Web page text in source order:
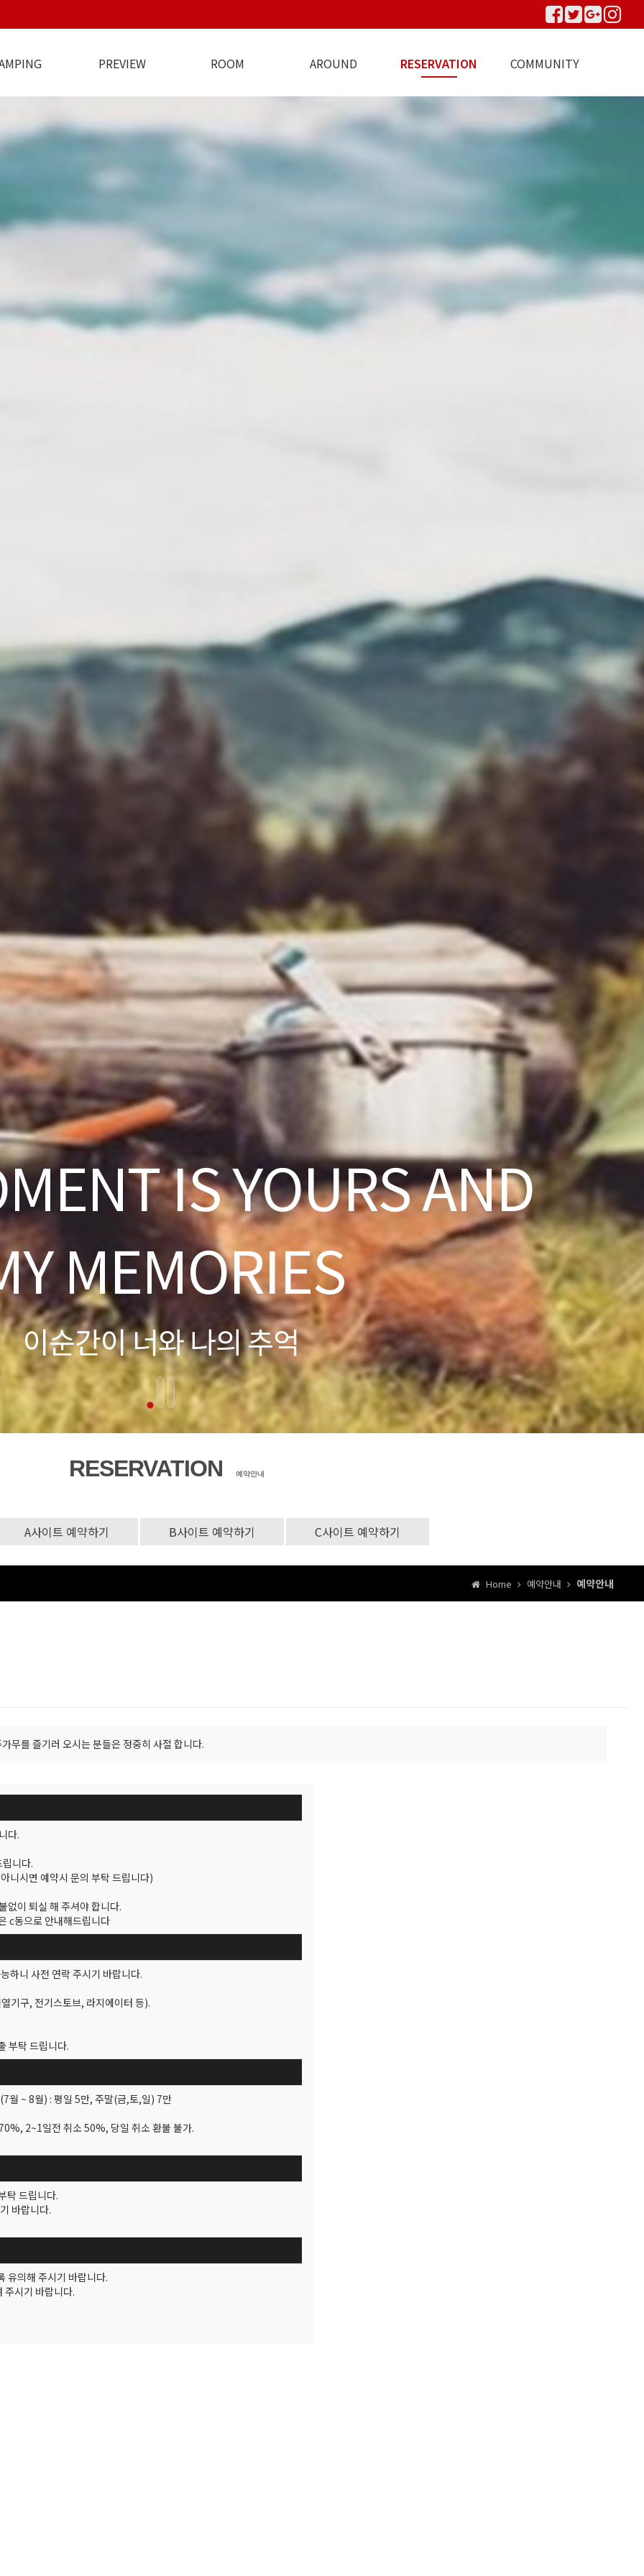
기 인사말
시는길
PREVIEW
캠핑장전경
야간전경
주변전경
특별한서비스
ROOM
방갈로(복층)
펜션 (작은방)
AROUND RESERVATION
예약안내
A사이트 예약
B사이트 예약
C사이트 예약
COMMUNITY
공지사항
이용후기
이용문의
포토앨범
IS YOURS AND
MEMORIES
RESERVATION 예약안내
A사이트 예약하기 B사이트 예약하기 C사이트 예약하기
Home 예약안내 예약안내
무를 즐기러 오시는 분들은 정중히 사절 합니다.
다.
니다.
니시면 예약시 문의 부탁 드립니다)
없이 퇴실 해 주셔야 합니다.
c동으로 안내해드립니다
하니 사전 연락 주시기 바랍니다.
기구, 전기스토브, 라지에이터 등).
부탁 드립니다.
월 ~ 8월) : 평일 5만, 주말(금,토,일) 7만
2~1일전 취소 50%, 당일 취소 환불 불가.
탁 드립니다.
바랍니다.
유의해 주시기 바랍니다.
주시기 바랍니다.